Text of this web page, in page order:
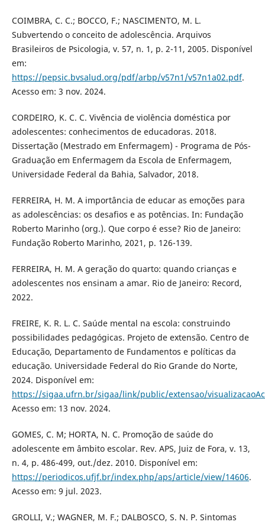
COIMBRA, C. C.; BOCCO, F.; NASCIMENTO, M. L.
Subvertendo o conceito de adolescência. Arquivos
Brasileiros de Psicologia, v. 57, n. 1, p. 2-11, 2005. Disponível
em:
https://pepsic.bvsalud.org/pdf/arbp/v57n1/v57n1a02.pdf.
Acesso em: 3 nov. 2024.
CORDEIRO, K. C. C. Vivência de violência doméstica por
adolescentes: conhecimentos de educadoras. 2018.
Dissertação (Mestrado em Enfermagem) - Programa de Pós-
Graduação em Enfermagem da Escola de Enfermagem,
Universidade Federal da Bahia, Salvador, 2018.
FERREIRA, H. M. A importância de educar as emoções para
as adolescências: os desafios e as potências. In: Fundação
Roberto Marinho (org.). Que corpo é esse? Rio de Janeiro:
Fundação Roberto Marinho, 2021, p. 126-139.
FERREIRA, H. M. A geração do quarto: quando crianças e
adolescentes nos ensinam a amar. Rio de Janeiro: Record,
2022.
FREIRE, K. R. L. C. Saúde mental na escola: construindo
possibilidades pedagógicas. Projeto de extensão. Centro de
Educação, Departamento de Fundamentos e políticas da
educação. Universidade Federal do Rio Grande do Norte,
2024. Disponível em:
https://sigaa.ufrn.br/sigaa/link/public/extensao/
Acesso em: 13 nov. 2024.
GOMES, C. M; HORTA, N. C. Promoção de saúde do
adolescente em âmbito escolar. Rev. APS, Juiz de Fora, v. 13,
n. 4, p. 486-499, out./dez. 2010. Disponível em:
https://periodicos.ufjf.br/index.php/aps/article/view/14606.
Acesso em: 9 jul. 2023.
GROLLI, V.; WAGNER, M. F.; DALBOSCO, S. N. P. Sintomas